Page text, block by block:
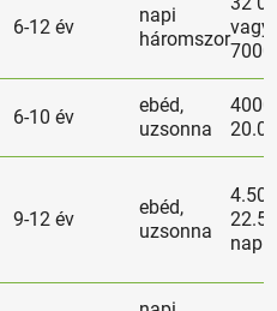
6-12 év
napi
háromszor
vagy
6-10 év
ebéd,
uzsonna
9-12 év
ebéd,
uzsonna
nap